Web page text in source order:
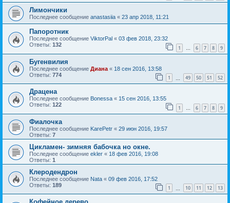
Лимончики
Последнее сообщение anastasiia « 23 апр 2018, 11:21
Папоротник
Последнее сообщение ViktorPal « 03 фев 2018, 23:32
Ответы: 132 1 … 6 7 8 9
Бугенвилия
Последнее сообщение Диана « 18 сен 2016, 13:58
Ответы: 774 1 49 50 51 52
Драцена
Последнее сообщение Bonessa « 15 сен 2016, 13:55
Ответы: 122 1 … 6 7 8 9
Фиалочка
Последнее сообщение KarePetr « 29 июн 2016, 19:57
Ответы: 7
Цикламен- зимняя бабочка но окне.
Последнее сообщение ekler « 18 фев 2016, 19:08
Ответы: 1
Клеродендрон
Последнее сообщение Nata « 09 фев 2016, 17:52
Ответы: 189 1 10 11 12 13